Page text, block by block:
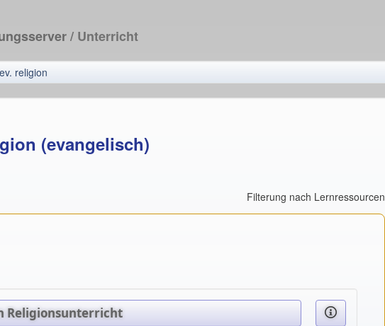
/ Unterricht
ev. religion
(evangelisch)
Filterung nach Lernressourcen
Religionsunterricht